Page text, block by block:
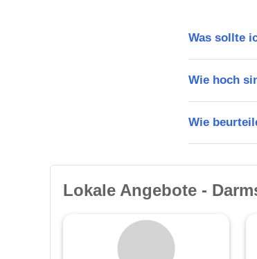
Was sollte
Wie hoch
Wie
Lokale Angebote -